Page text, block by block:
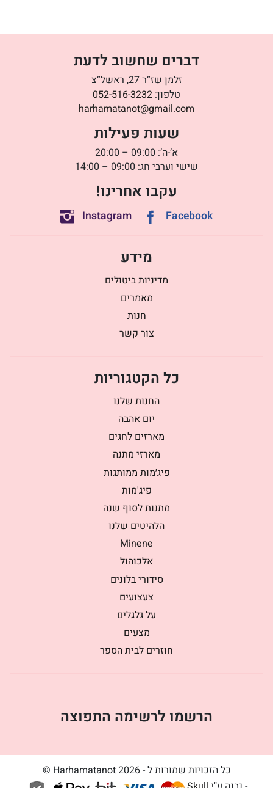
דברים שחשוב לדעת
זלמן שז”ר 27, ראשל”צ
טלפון: 052-516-3232
harhamatanot@gmail.com
שעות פעילות
א’-ה’: 09:00 – 20:00
שישי וערבי חג: 09:00 – 14:00
עקבו אחרינו!
Facebook
Instagram
מידע
מדיניות ביטולים
מאמרים
חנות
צור קשר
כל הקטגוריות
החנות שלנו
יום אהבה
מארזים לחגים
מארזי מתנה
פיג׳מות ממותגות
פיג'מות
מתנות לסוף שנה
הלהיטים שלנו
Minene
אלכוהול
סידורי בלונים
צעצועים
על גלגלים
מצעים
חוזרים לבית הספר
הרשמו לרשימה התפוצה
כל הזכויות שמורות ל - Harhamatanot 2026 ©